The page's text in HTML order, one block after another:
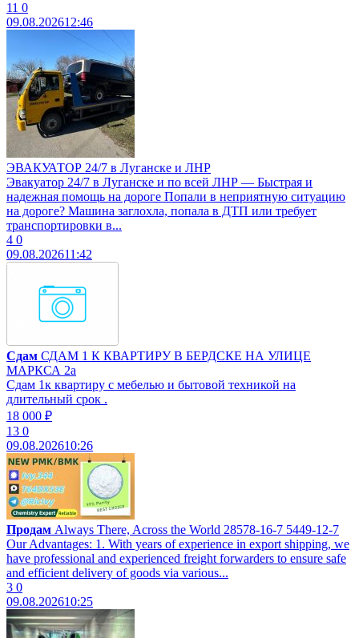
11 0
09.08.202612:46
ЭВАКУАТОР 24/7 в Луганске и ЛНР
Эвакуатор 24/7 в Луганске и по всей ЛНР — Быстрая и
надежная помощь на дороге Попали в неприятную ситуацию
на дороге? Машина заглохла, попала в ДТП или требует
транспортировки в...
4 0
09.08.202611:42
Сдам СДАМ 1 К КВАРТИРУ В БЕРДСКЕ НА УЛИЦЕ
МАРКСА 2а
Сдам 1к квартиру с мебелью и бытовой техникой на
длительный срок .
18 000 ₽
13 0
09.08.202610:26
Продам Always There, Across the World 28578-16-7 5449-12-7
Our Advantages: 1. With years of experience in export shipping, we
have professional and experienced freight forwarders to ensure safe
and efficient delivery of goods via various...
3 0
09.08.202610:25